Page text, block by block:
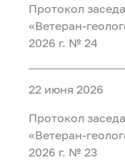
Протокол
«Ветеран-
2026 г. № 24
22 июня 2026
Протокол
«Ветеран-
2026 г. № 23